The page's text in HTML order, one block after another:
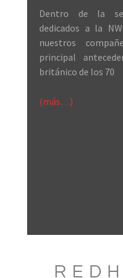
Dentro de la
dedicados a la
nuestros
principal
británico de los 70
(más…)